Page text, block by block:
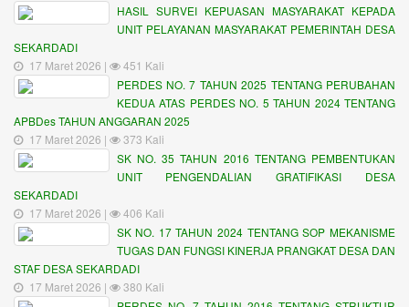
HASIL SURVEI KEPUASAN MASYARAKAT KEPADA
UNIT PELAYANAN MASYARAKAT PEMERINTAH DESA
SEKARDADI
17 Maret 2026 |
451 Kali
PERDES NO. 7 TAHUN 2025 TENTANG PERUBAHAN
KEDUA ATAS PERDES NO. 5 TAHUN 2024 TENTANG
APBDes TAHUN ANGGARAN 2025
17 Maret 2026 |
373 Kali
SK NO. 35 TAHUN 2016 TENTANG PEMBENTUKAN
UNIT PENGENDALIAN GRATIFIKASI DESA
SEKARDADI
17 Maret 2026 |
406 Kali
SK NO. 17 TAHUN 2024 TENTANG SOP MEKANISME
TUGAS DAN FUNGSI KINERJA PRANGKAT DESA DAN
STAF DESA SEKARDADI
17 Maret 2026 |
380 Kali